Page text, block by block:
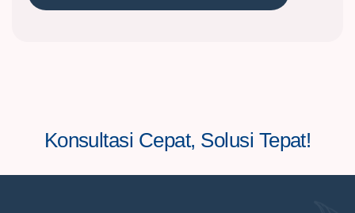
Konsultasi Cepat, Solusi Tepat!